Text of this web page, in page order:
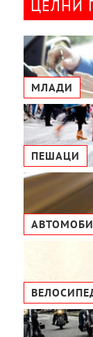
ЦЕЛНИ
МЛАДИ
ПЕШАЦИ